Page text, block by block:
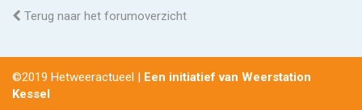
Terug naar het forumoverzicht
©2019 Hetweeractueel | Een initiatief van Weerstation
Kessel